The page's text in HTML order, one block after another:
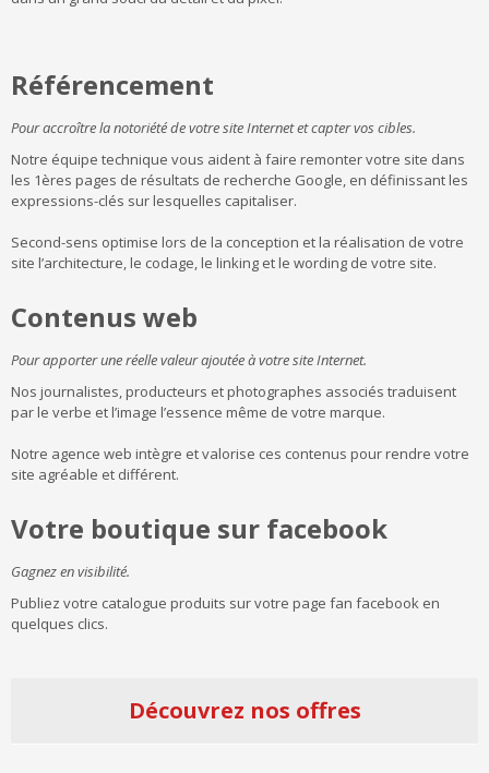
Référencement
Pour accroître la notoriété de votre site Internet et capter vos cibles.
Notre équipe technique vous aident à faire remonter votre site dans
les 1ères pages de résultats de recherche Google, en définissant les
expressions-clés sur lesquelles capitaliser.
Second-sens optimise lors de la conception et la réalisation de votre
site l’architecture, le codage, le linking et le wording de votre site.
Contenus web
Pour apporter une réelle valeur ajoutée à votre site Internet.
Nos journalistes, producteurs et photographes associés traduisent
par le verbe et l’image l’essence même de votre marque.
Notre agence web intègre et valorise ces contenus pour rendre votre
site agréable et différent.
Votre boutique sur facebook
Gagnez en visibilité.
Publiez votre catalogue produits sur votre page fan facebook en
quelques clics.
Découvrez nos offres